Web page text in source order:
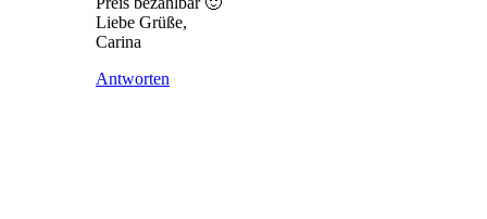
Liebe Grüße,
Carina
Antworten